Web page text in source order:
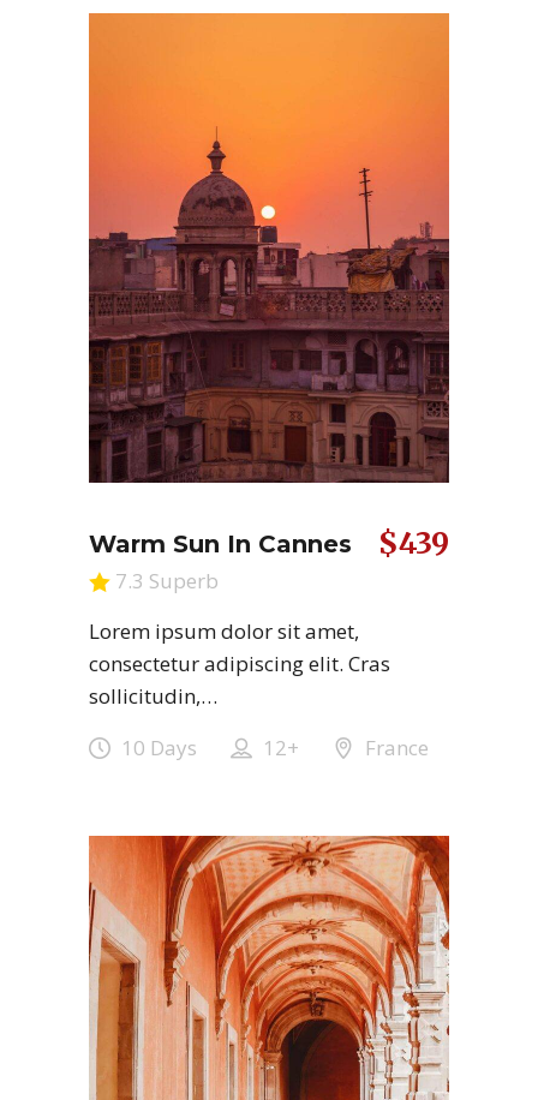
Warm Sun In Cannes $439
7.3 Superb
Lorem ipsum dolor sit amet,
consectetur adipiscing elit. Cras
sollicitudin,…
10 Days
12+ France